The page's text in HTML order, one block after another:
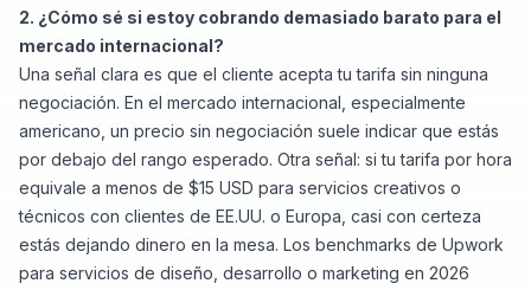
2. ¿Cómo sé si estoy cobrando demasiado barato para el
mercado internacional?
Una señal clara es que el cliente acepta tu tarifa sin ninguna
negociación. En el mercado internacional, especialmente
americano, un precio sin negociación suele indicar que estás
por debajo del rango esperado. Otra señal: si tu tarifa por hora
equivale a menos de $15 USD para servicios creativos o
técnicos con clientes de EE.UU. o Europa, casi con certeza
estás dejando dinero en la mesa. Los benchmarks de Upwork
para servicios de diseño, desarrollo o marketing en 2026